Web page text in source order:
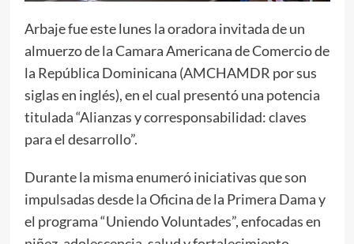
Arbaje fue este lunes la oradora invitada de un
almuerzo de la Camara Americana de Comercio de
la República Dominicana (AMCHAMDR por sus
siglas en inglés), en el cual presentó una potencia
titulada “Alianzas y corresponsabilidad: claves
para el desarrollo”.
Durante la misma enumeró iniciativas que son
impulsadas desde la Oficina de la Primera Dama y
el programa “Uniendo Voluntades”, enfocadas en